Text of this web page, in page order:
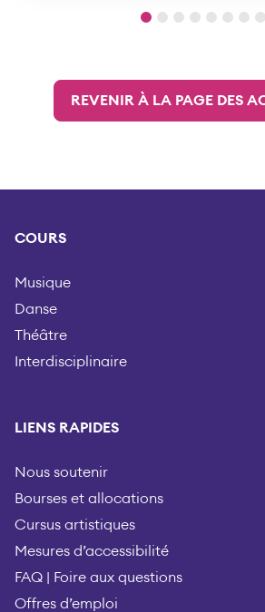
REVENIR À LA PAGE DES
COURS
Musique
Danse
Théâtre
Interdisciplinaire
LIENS RAPIDES
Nous soutenir
Bourses et allocations
Cursus artistiques
Mesures d’accessibilité
FAQ | Foire aux questions
Offres d’emploi